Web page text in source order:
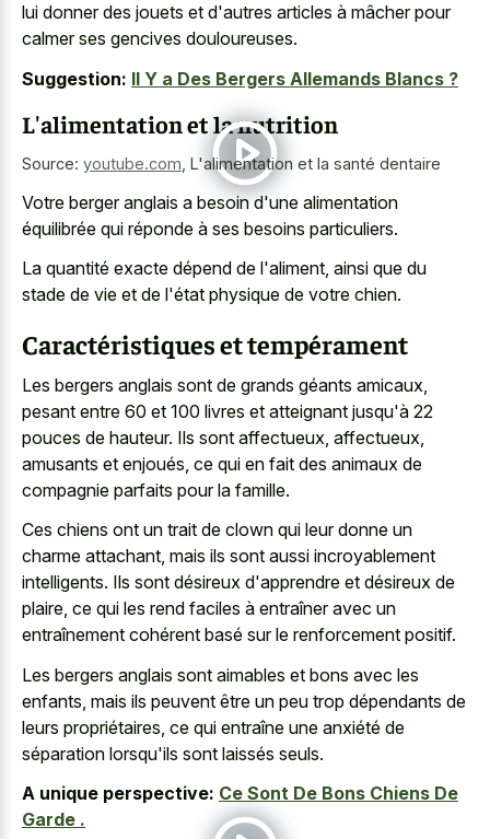
lui donner des jouets et d'autres articles à mâcher pour
calmer ses gencives douloureuses.
Suggestion: Il Y a Des Bergers Allemands Blancs ?
L'alimentation et la nutrition
Source: youtube.com L'alimentation et la santé dentaire
Votre berger anglais a besoin d'une alimentation
équilibrée qui réponde à ses besoins particuliers.
La quantité exacte dépend de l'aliment, ainsi que du
stade de vie et de l'état physique de votre chien.
Caractéristiques et tempérament
Les bergers anglais sont de grands géants amicaux,
pesant entre 60 et 100 livres et atteignant jusqu'à 22
pouces de hauteur. Ils sont affectueux, affectueux,
amusants et enjoués, ce qui en fait des animaux de
compagnie parfaits pour la famille.
Ces chiens ont un trait de clown qui leur donne un
charme attachant, mais ils sont aussi incroyablement
intelligents. Ils sont désireux d'apprendre et désireux de
plaire, ce qui les rend faciles à entraîner avec un
entraînement cohérent basé sur le renforcement positif.
Les bergers anglais sont aimables et bons avec les
enfants, mais ils peuvent être un peu trop dépendants de
leurs propriétaires, ce qui entraîne une anxiété de
séparation lorsqu'ils sont laissés seuls.
A unique perspective: Ce Sont De Bons Chiens De
Garde .